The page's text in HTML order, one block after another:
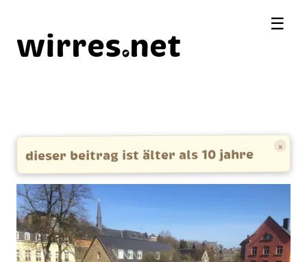
wirres net
×
dieser beitrag ist älter als 10 jahre
☰